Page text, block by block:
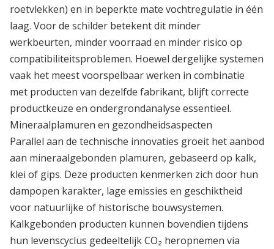
roetvlekken) en in beperkte mate vochtregulatie in één
laag. Voor de schilder betekent dit minder
werkbeurten, minder voorraad en minder risico op
compatibiliteitsproblemen. Hoewel dergelijke systemen
vaak het meest voorspelbaar werken in combinatie
met producten van dezelfde fabrikant, blijft correcte
productkeuze en ondergrondanalyse essentieel.
Mineraalplamuren en gezondheidsaspecten
Parallel aan de technische innovaties groeit het aanbod
aan mineraalgebonden plamuren, gebaseerd op kalk,
klei of gips. Deze producten kenmerken zich door hun
dampopen karakter, lage emissies en geschiktheid
voor natuurlijke of historische bouwsystemen.
Kalkgebonden producten kunnen bovendien tijdens
hun levenscyclus gedeeltelijk CO₂ heropnemen via